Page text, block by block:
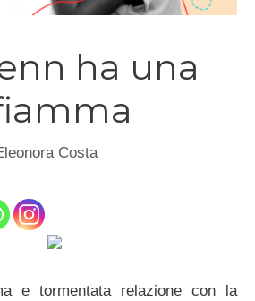
ha una
Costa
e tormentata relazione con la